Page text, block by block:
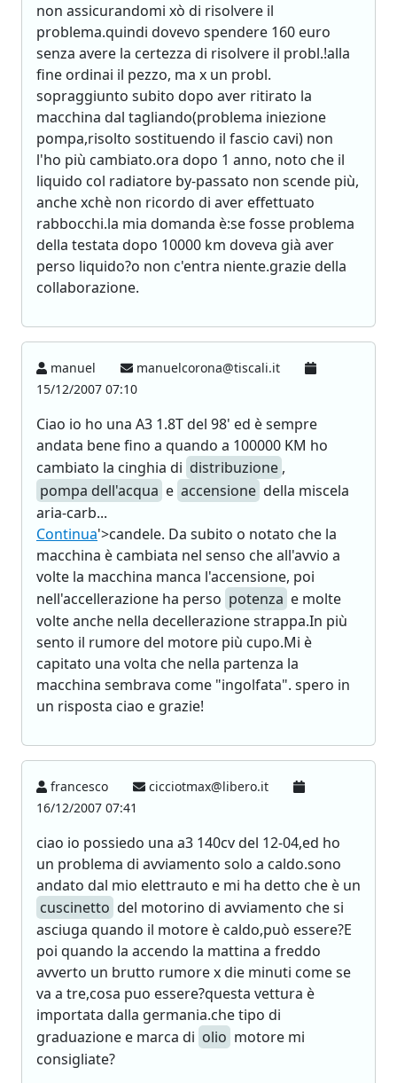
non assicurandomi xò di risolvere il
problema.quindi dovevo spendere 160 euro
senza avere la certezza di risolvere il probl.!alla
fine ordinai il pezzo, ma x un probl.
sopraggiunto subito dopo aver ritirato la
macchina dal tagliando(problema iniezione
pompa,risolto sostituendo il fascio cavi) non
l'ho più cambiato.ora dopo 1 anno, noto che il
liquido col radiatore by-passato non scende più,
anche xchè non ricordo di aver effettuato
rabbocchi.la mia domanda è:se fosse problema
della testata dopo 10000 km doveva già aver
perso liquido?o non c'entra niente.grazie della
collaborazione.
manuel
manuelcorona@tiscali.it
15/12/2007 07:10
Ciao io ho una A3 1.8T del 98' ed è sempre
andata bene fino a quando a 100000 KM ho
cambiato la cinghia di distribuzione ,
pompa dell'acqua e accensione della miscela
aria-carb...
Continua'>candele. Da subito o notato che la
macchina è cambiata nel senso che all'avvio a
volte la macchina manca l'accensione, poi
nell'accellerazione ha perso potenza e molte
volte anche nella decellerazione strappa.In più
sento il rumore del motore più cupo.Mi è
capitato una volta che nella partenza la
macchina sembrava come "ingolfata". spero in
un risposta ciao e grazie!
francesco
cicciotmax@libero.it
16/12/2007 07:41
ciao io possiedo una a3 140cv del 12-04,ed ho
un problema di avviamento solo a caldo.sono
andato dal mio elettrauto e mi ha detto che è un
cuscinetto del motorino di avviamento che si
asciuga quando il motore è caldo,può essere?E
poi quando la accendo la mattina a freddo
avverto un brutto rumore x die minuti come se
va a tre,cosa puo essere?questa vettura è
importata dalla germania.che tipo di
graduazione e marca di olio motore mi
consigliate?